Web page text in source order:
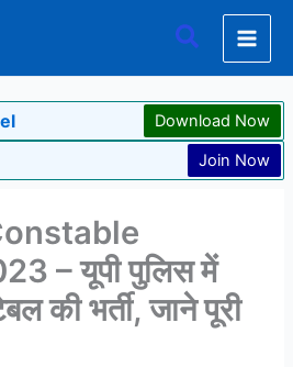
Search
Download Now
Join Now
– यूपी पुलिस में
की भर्ती, जाने पूरी